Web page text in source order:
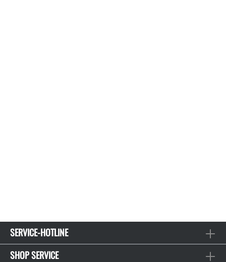
SERVICE-HOTLINE
SHOP SERVICE